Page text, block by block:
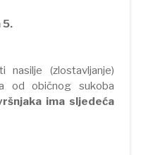
5.
nasilje (zlostavljanje)
od običnog sukoba
ima sljedeća